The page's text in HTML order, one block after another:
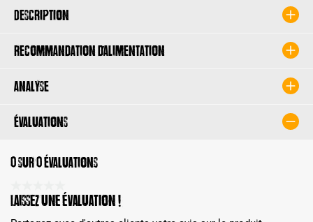
Description
Recommandation d’alimentation
Analyse
Évaluations
0 sur 0 évaluations
Note moyenne de 0 sur 5 étoiles
Laissez une évaluation !